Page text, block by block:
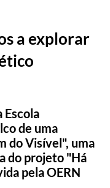
a explorar
Escola
de uma
do Visível", uma
do projeto "Há
pela OERN